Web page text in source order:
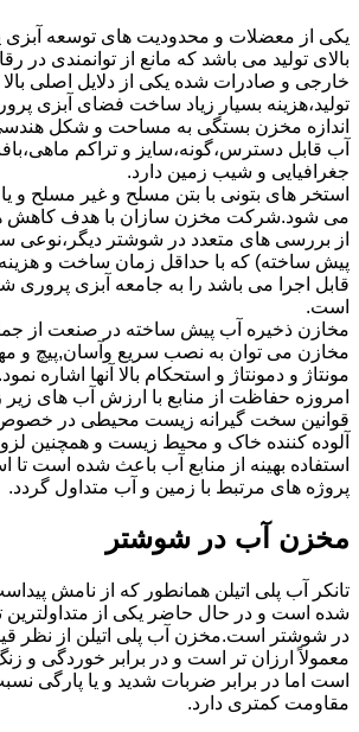
یکی از معضلات و محدودیت های توسعه آبزی
بالای تولید می باشد که مانع از توانمندی در
خارجی و صادرات شده یکی از دلایل اصلی بالا
تولید،هزینه بسیار زیاد ساخت فضای آبزی
اندازه مخزن بستگی به مساحت و شکل
آب قابل دسترس،گونه،سایز و تراکم
جغرافیایی و شیب زمین دارد.
استخر های بتونی با بتن مسلح و غیر مسلح و
می شود.شرکت مخزن سازان با هدف کاهش
از بررسی های متعدد در شوشتر دیگر،نوعی
پیش ساخته) که با حداقل زمان ساخت و
قابل اجرا می باشد را به جامعه آبزی پروری
است.
مخازن ذخیره آب پیش ساخته در صنعت از
مخازن می توان به نصب سریع وآسان,پیچ و
مونتاژ و دمونتاژ و استحکام بالا آنها اشاره نمود.
امروزه حفاظت از منابع با ارزش آب های
قوانین سخت گیرانه زیست محیطی در
آلوده کننده خاک و محیط زیست و همچنین
استفاده بهینه از منابع آب باعث شده است تا
پروژه های مرتبط با زمین و آب متداول گردد.
مخزن آب در شوشتر
تانکر آب پلی اتیلن همانطور که از نامش
شده است و در حال حاضر یکی از متداولترین
در شوشتر است.مخزن آب پلی اتیلن از نظر
معمولاً ارزان تر است و در برابر خوردگی و
است اما در برابر ضربات شدید و یا پارگی
مقاومت کمتری دارد.